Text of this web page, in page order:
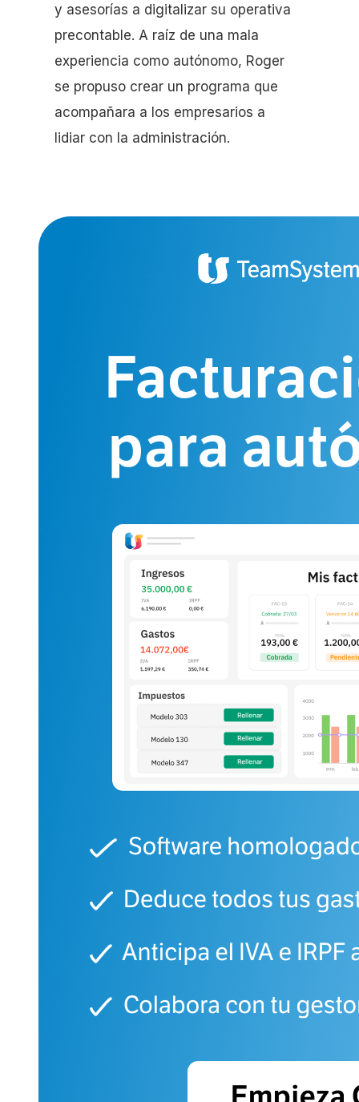
y asesorías a digitalizar su operativa
precontable. A raíz de una mala
experiencia como autónomo, Roger
se propuso crear un programa que
acompañara a los empresarios a
lidiar con la administración.